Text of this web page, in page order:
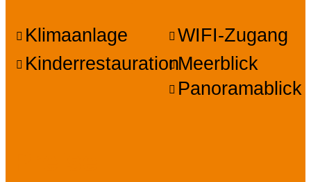
Klimaanlage
Kinderrestauration
WIFI-Zugang
Meerblick
Panoramablick